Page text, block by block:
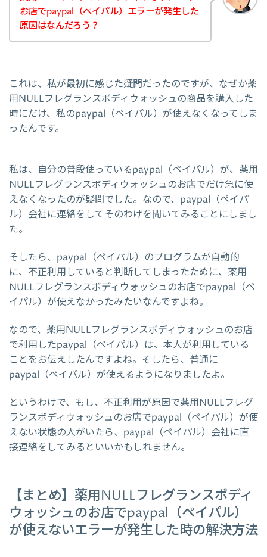
お店でpaypal（ペイパル）エラーが発生した
原因はなんだろう？
これは、私が最初に感じた疑問だったのですが、なぜか薬
用NULLフレグランスボディウォッシュの商品を購入した
時にだけ、私のpaypal（ペイパル）が使えなくなってしま
ったんです。
私は、自分の普段使っているpaypal（ペイパル）が、薬用
NULLフレグランスボディウォッシュのお店でだけ急に使
えなくなったのが疑問でした。なので、paypal（ペイパ
ル）会社に連絡をしてそのわけを聞いてみることにしまし
た。
そしたら、paypal（ペイパル）のプログラムが自動的
に、不正利用していると判断してしまったために、薬用
NULLフレグランスボディウォッシュのお店でpaypal（ペ
イパル）が使えなかったみたいなんですよね。
なので、薬用NULLフレグランスボディウォッシュのお店
で利用したpaypal（ペイパル）は、本人が利用している
ことをお伝えしたんですよね。そしたら、普通に
paypal（ペイパル）が使えるようになりましたよ。
というわけで、もし、不正利用が原因で薬用NULLフレグ
ランスボディウォッシュのお店でpaypal（ペイパル）が使
えない状態の人がいたら、paypal（ペイパル）会社に直
接連絡をしてみるといいかもしれません。
【まとめ】薬用NULLフレグランスボディ
ウォッシュのお店でpaypal（ペイパル）
が使えないエラーが発生した時の解決方法